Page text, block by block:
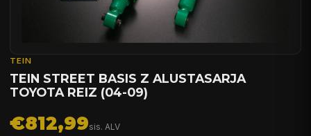
TEIN
TEIN STREET BASIS Z ALUSTASARJA
TOYOTA REIZ (04-09)
€812,99sis. ALV